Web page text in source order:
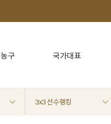
구 국가대표
3x3 선수랭킹